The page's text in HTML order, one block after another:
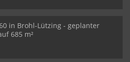
in Brohl-Lützing - geplanter
685 m²